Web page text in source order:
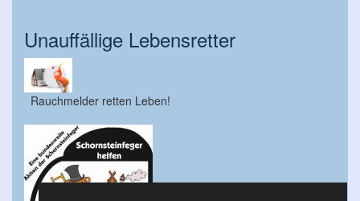
Unauffällige Lebensretter
Rauchmelder retten Leben!